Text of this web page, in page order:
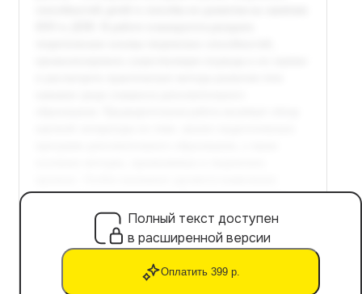
Полный текст доступен
в расширенной версии
Оплатить 399 р.